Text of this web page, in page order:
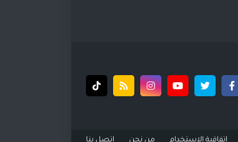
إتفاقية الاستخدام من نحن اتصل بنا